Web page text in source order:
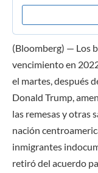
(Bloomberg) — Los
vencimiento en
el martes, después
Donald Trump,
las remesas y otras
nación
inmigrantes
retiró del acuerdo